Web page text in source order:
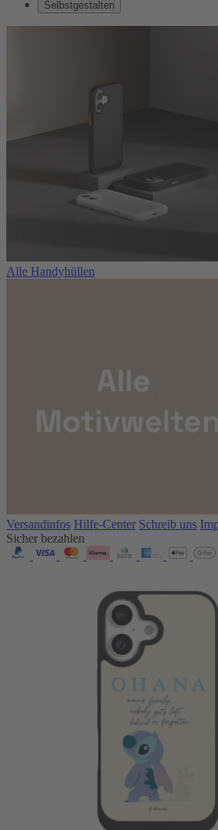
Selbstgestalten
Alle Handyhüllen
Versandinfos Hilfe-Center Schreib uns
Sicher bezahlen